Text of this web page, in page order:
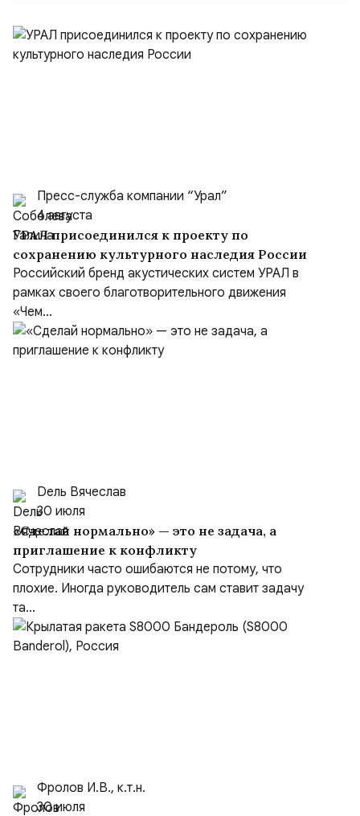
Пресс-служба компании “Урал”
4 августа
УРАЛ присоединился к проекту по
сохранению культурного наследия России
Российский бренд акустических систем УРАЛ в
рамках своего благотворительного движения
«Чем...
Dель Вячеслав
30 июля
«Сделай нормально» — это не задача, а
приглашение к конфликту
Сотрудники часто ошибаются не потому, что
плохие. Иногда руководитель сам ставит задачу
та...
Фролов И.В., к.т.н.
30 июля